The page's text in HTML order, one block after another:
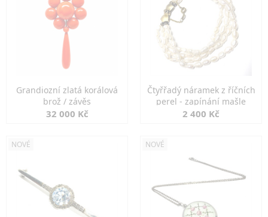
Grandiozní zlatá korálová
brož / závěs
32 000 Kč
Čtyřřadý náramek z říčních
perel - zapínání mašle
2 400 Kč
NOVÉ NOVÉ